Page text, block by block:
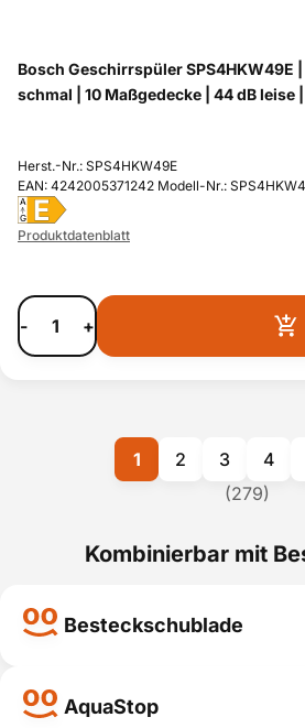
Bosch Geschirrspüler SPS4HKW49E
schmal | 10 Maßgedecke | 44 dB leise
Herst.-Nr.: SPS4HKW49E
EAN: 4242005371242 Modell-Nr.:
A
G
E
Produktdatenblatt
- +
(279)
1 2 3 4
Kombinierbar mit
Besteckschublade
Bestecksch
AquaStop